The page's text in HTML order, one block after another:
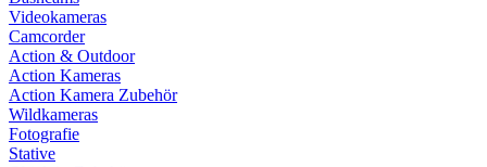
Videokameras
Camcorder
Action & Outdoor
Action Kameras
Action Kamera Zubehör
Wildkameras
Fotografie
Stative